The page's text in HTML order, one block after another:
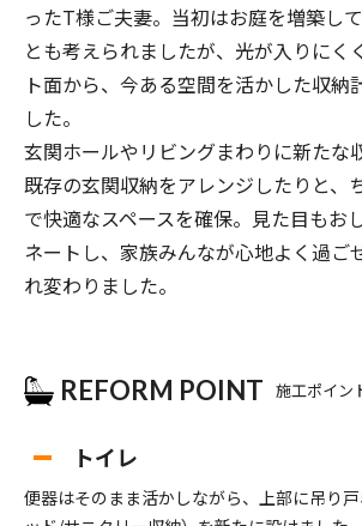
ったT様ご夫妻。当初はお庭を増築し
とも考えられましたが、光が入りにく
ト面から、今ある空間を活かした収納
した。
玄関ホールやリビングまわりに新たな
既存の玄関収納をアレンジしたりと、
で快適なスペースを確保。見た目もお
ネートし、家族みんなが心地よく過ご
れ変わりました。
REFORM POINT 施工ポイン
トイレ
便器はそのまま活かしながら、上部に吊り